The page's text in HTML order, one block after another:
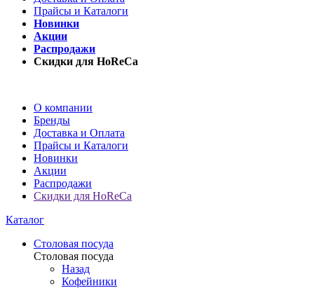
Прайсы и Каталоги
Новинки
Акции
Распродажи
Скидки для HoReCa
О компании
Бренды
Доставка и Оплата
Прайсы и Каталоги
Новинки
Акции
Распродажи
Скидки для HoReCa
Каталог
Столовая посуда
Столовая посуда
Назад
Кофейники